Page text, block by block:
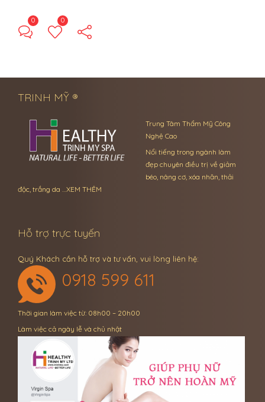
0 0
TRINH MỸ ®
Trung Tâm Thẩm Mỹ Công
Nghệ Cao
Nổi tiếng trong ngành làm
đẹp chuyên điều trị về giảm
béo, nâng cơ, xóa nhăn, thải
độc, trắng da …XEM THÊM
Hỗ trợ trực tuyến
Quý Khách cần hỗ trợ và tư vấn, vui lòng liên hệ:
0918 599 611
Thời gian làm việc từ: 08h00 – 20h00
Làm việc cả ngày lễ và chủ nhật